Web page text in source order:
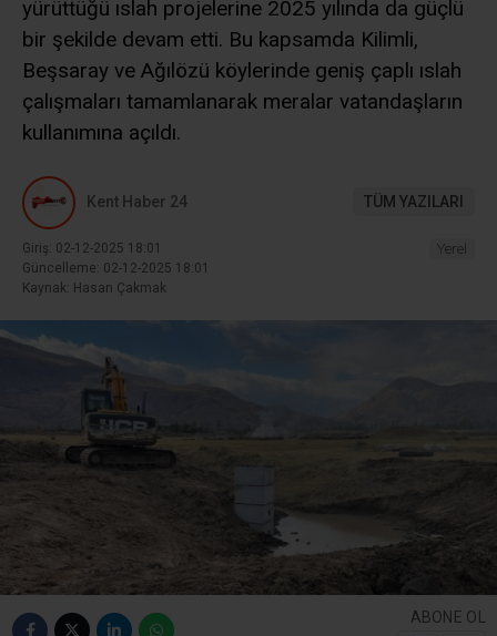
yürüttüğü ıslah projelerine 2025 yılında da güçlü
bir şekilde devam etti. Bu kapsamda Kilimli,
Beşsaray ve Ağılözü köylerinde geniş çaplı ıslah
çalışmaları tamamlanarak meralar vatandaşların
kullanımına açıldı.
Kent Haber 24 TÜM YAZILARI
Giriş: 02-12-2025 18:01
Güncelleme: 02-12-2025 18:01
Kaynak: Hasan Çakmak
Yerel
ABONE OL